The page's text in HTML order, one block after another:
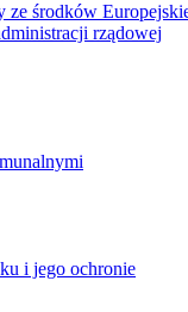
środków
rządowej
i jego ochronie